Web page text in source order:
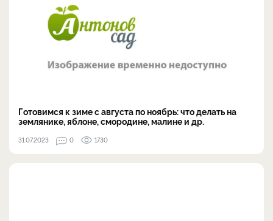
Готовимся к зиме с августа по ноябрь: что делать на
землянике, яблоне, смородине, малине и др.
31.07.2023 0 1730